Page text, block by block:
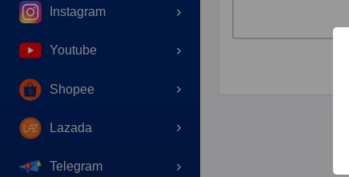
Instagram
Youtube
Shopee
Lazada
Telegram